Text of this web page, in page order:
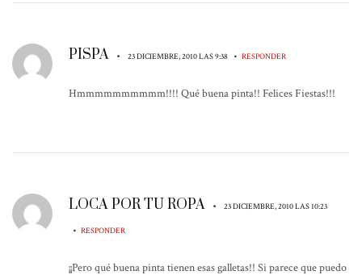
PISPA • 23 DICIEMBRE, 2010 LAS 9:38 • RESPONDER
Hmmmmmmmmmm!!!! Qué buena pinta!! Felices Fiestas!!!
LOCA POR TU ROPA • 23 DICIEMBRE, 2010 LAS 10:23
• RESPONDER
¡¡Pero qué buena pinta tienen esas galletas!! Si parece que puedo